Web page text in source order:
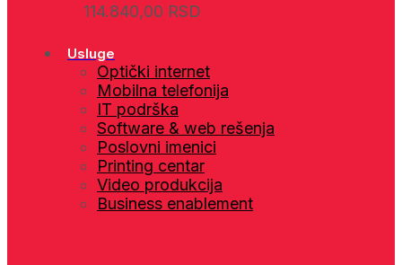
114.840,00 RSD
Usluge
Optički internet
Mobilna telefonija
IT podrška
Software & web rešenja
Poslovni imenici
Printing centar
Video produkcija
Business enablement